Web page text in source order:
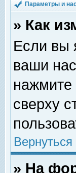
Параметры и
» Как
Если вы
ваши
нажмите
сверху
» На